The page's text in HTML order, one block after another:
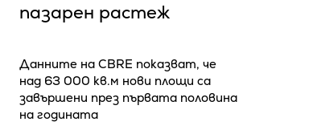
пазарен растеж
Данните на CBRE показват, че
над 63 000 кв.м нови площи са
завършени през първата половина
на годината